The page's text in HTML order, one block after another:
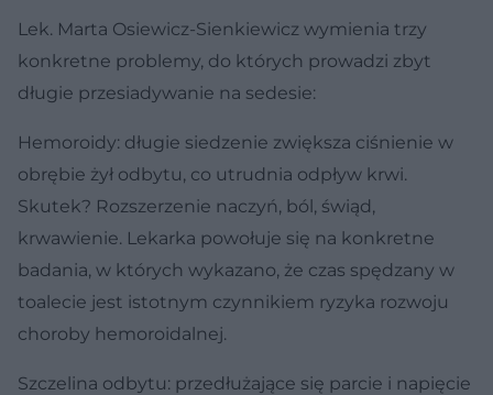
Lek. Marta Osiewicz-Sienkiewicz wymienia trzy
konkretne problemy, do których prowadzi zbyt
długie przesiadywanie na sedesie:
Hemoroidy: długie siedzenie zwiększa ciśnienie w
obrębie żył odbytu, co utrudnia odpływ krwi.
Skutek? Rozszerzenie naczyń, ból, świąd,
krwawienie. Lekarka powołuje się na konkretne
badania, w których wykazano, że czas spędzany w
toalecie jest istotnym czynnikiem ryzyka rozwoju
choroby hemoroidalnej.
Szczelina odbytu: przedłużające się parcie i napięcie